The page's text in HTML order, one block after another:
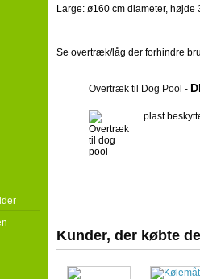
Large: ø160 cm diameter, højde
Se overtræk/låg der forhindre
Overtræk til Dog Pool -
plast
Kunder, der købte